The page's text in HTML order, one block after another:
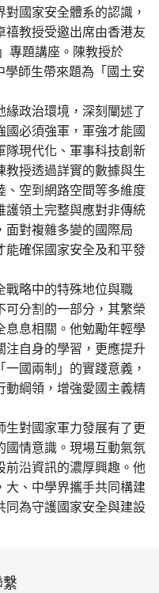
國家安全體系的認識，
教授受邀出席由香港友
專題講座。陳教授於
師生帶來題為「國土安
政治環境，深刻闡述了
必須強軍，軍強才能國
隊現代化、軍事科技創新
授透過詳實的數據與生
空到網路空間等多維度
護領土完整與應對非傳統
面對複雜多變的國際局
確保國家安全及和平發
戰略中的特殊地位與職
分割的一部分，其繁榮
息相關。他勉勵年輕學
自身的學習，更應提升
國兩制」的實踐意義，
綱領，增強愛國主義精
生對國家軍力發展有了更
情意識。現場互動氣氛
沿資訊的濃厚興趣。他
、中學界攜手共同構建
為守護國家安全與建設